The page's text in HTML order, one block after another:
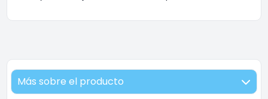
Más sobre el producto